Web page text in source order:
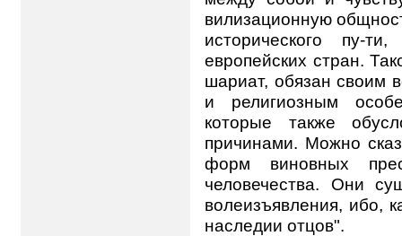
вилизационную
исторического пу-
европейских стран.
шариат, обязан своим
и религиозным
которые также
причинами. Можно
форм виновных
человечества. Они
волеизъявления, ибо,
наследии отцов".